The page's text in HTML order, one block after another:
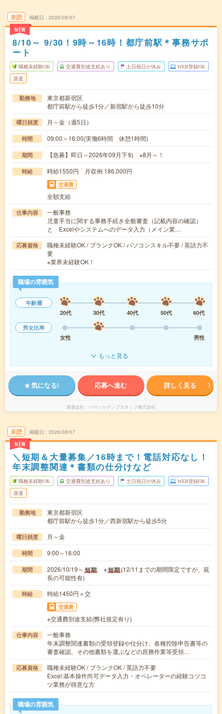
未読
NEW
掲載日 2026/08/07
8/10～ 9/30！9時～16時！都庁前駅＊事務サポ
ート
職種未経験OK 交通費別途支給あり 土日祝日が休み WEB登録OK
派遣
勤務地
東京都新宿区
都庁前駅から徒歩1分／新宿駅から徒歩10分
曜日頻度 月～金（週5日）
時間 09:00～16:00(実働6時間 休憩1時間)
期間 【急募】即日～2026年09月下旬 ※8月～！
時給 時給1550円 月収例 186,000円
交通費
全額支給
仕事内容
一般事務
児童手当に関する事務手続き全般審査（記載内容の確認）
と Excelやシステムへのデータ入力（メイン業…
応募資格
職種未経験OK / ブランクOK / パソコンスキル不要 / 英語力不
要
※業界未経験OK！
職場の雰囲気
年齢層
20代
30代 40代 50代
60代
男女比率
女性
男性
もっと見る
気になる! 応募へ進む 詳しく見る
派遣会社 パーソルテンプスタッフ株式会社
未読
NEW
掲載日 2026/08/07
＼短期＆大量募集／16時まで！電話対応なし！
年末調整関連＊書類の仕分けなど
職種未経験OK 交通費別途支給あり 土日祝日が休み WEB登録OK
派遣
勤務地
東京都新宿区
都庁前駅から徒歩1分／西新宿駅から徒歩5分
曜日頻度 月～金
時間 9:00～16:00
期間 2026/10/19～ 短期 ※短期(12/11までの期間限定ですが、延
長の可能性有)
時給 時給1450円＋交
交通費
※交通費別途支給(弊社規定有り)
仕事内容
一般事務
年末調整関連書類の受領登録や仕分け、各種控除申告書等の
審査確認、その他書類を運ぶなどの庶務作業等受領…
応募資格
職種未経験OK / ブランクOK / 英語力不要
Excel:基本操作尚可データ入力・オペレーターの経験コツコ
ツ業務が得意な方
職場の雰囲気